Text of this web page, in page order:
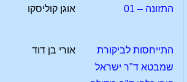
התזונה – 01 אוגן קוליסקו
התייחסות לביקורת
שמבטא ד"ר ישראל
אורי בן דוד